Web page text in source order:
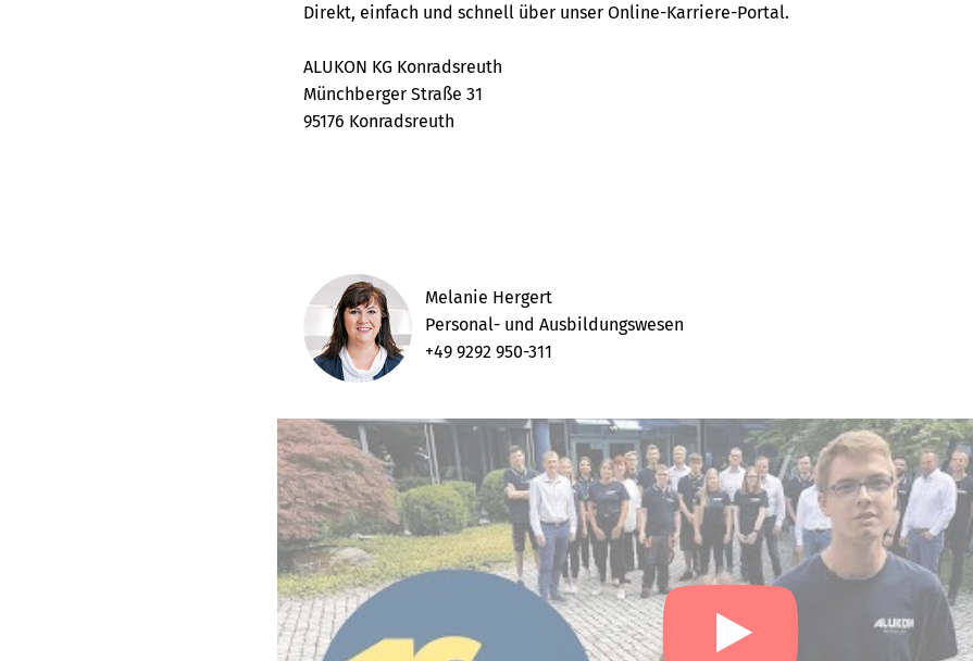
Direkt, einfach und schnell über unser Online-Karriere-Portal.
ALUKON KG Konradsreuth
Münchberger Straße 31
95176 Konradsreuth
Melanie Hergert
Personal- und Ausbildungswesen
+49 9292 950-311